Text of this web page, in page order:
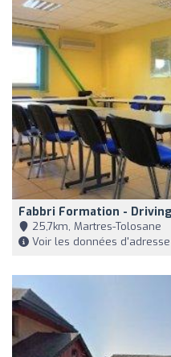
Fabbri Formation -
25,7km, Martres-Tolosane
Voir les données